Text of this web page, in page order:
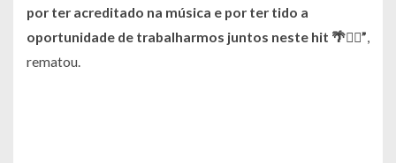
por ter acreditado na música e por ter tido a
oportunidade de trabalharmos juntos neste hit 🌴❤️‍🔥”,
rematou.